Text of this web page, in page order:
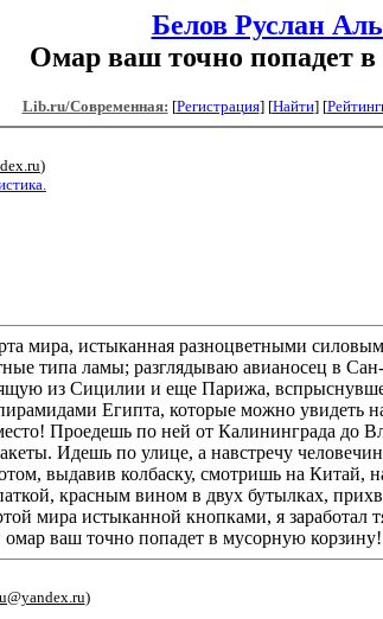
Белов Руслан
Омар ваш точно попадет
Lib.ru/Современная: [Регистрация] [Найти] [
)
мира, истыканная разноцветными
типа ламы; разглядываю авианосец в
из Сицилии и еще Парижа,
Египта, которые можно увидеть
Проедешь по ней от Калининграда до
Идешь по улице, а навстречу
выдавив колбаску, смотришь на Китай,
красным вином в двух бутылках,
мира истыканной кнопками, я
ваш точно попадет в мусорную
)